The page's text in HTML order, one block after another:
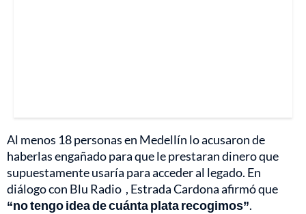
Al menos 18 personas en Medellín lo acusaron de
haberlas engañado para que le prestaran dinero que
supuestamente usaría para acceder al legado. En
diálogo con Blu Radio , Estrada Cardona afirmó que
“no tengo idea de cuánta plata recogimos”.